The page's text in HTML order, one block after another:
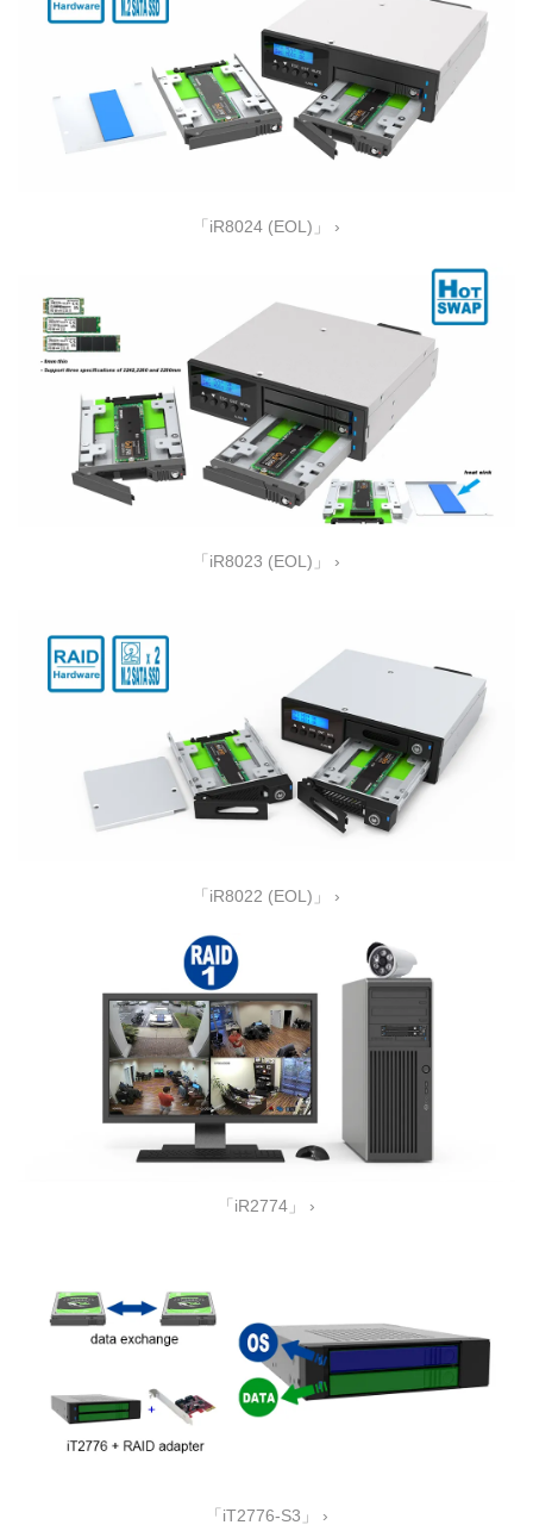
「iR8024 (EOL)」 ›
「iR8023 (EOL)」 ›
「iR8022 (EOL)」 ›
「iR2774」 ›
「iT2776-S3」 ›